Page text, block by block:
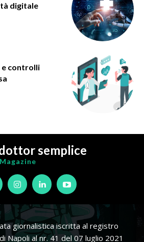
digitale
e controlli
semplice
Magazine
giornalistica iscritta al registro
Napoli al nr. 41 del 07 luglio 2021